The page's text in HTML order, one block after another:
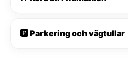
🅿️ Parkering och vägtullar